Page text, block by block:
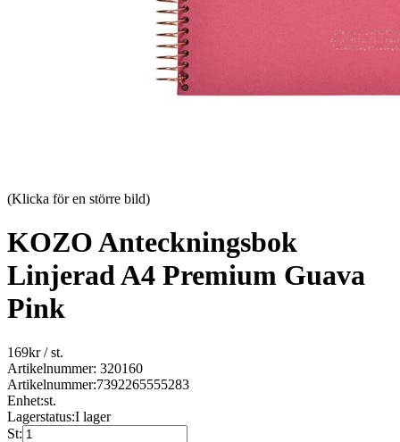
(Klicka för en större bild)
KOZO Anteckningsbok
Linjerad A4 Premium Guava
Pink
169kr/ st.
Artikelnummer: 320160
Artikelnummer:7392265555283
Enhet:st.
Lagerstatus:I lager
St: